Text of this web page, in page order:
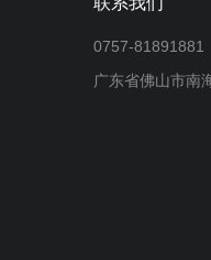
0757-81891881
广东省佛山市南